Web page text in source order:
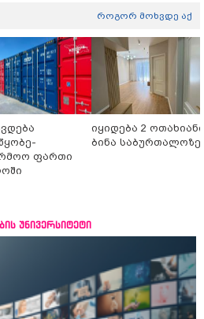
როგორ მოხვდე აქ
ფართი
იყიდება 2 ოთახიანი
ბინა საბურთალოზე
უნივერსიტეტი